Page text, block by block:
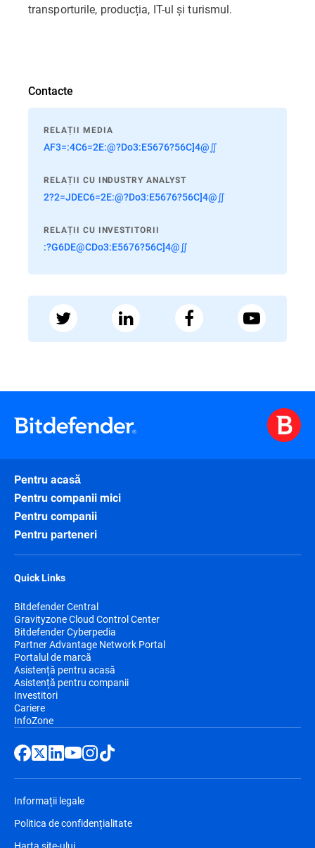
transporturile, producția, IT-ul și turismul.
Contacte
RELAȚII MEDIA
AF3=:4C6=2E:@?Do3:E5676?56C]4@∬
RELAȚII CU INDUSTRY ANALYST
2?2=JDEC6=2E:@?Do3:E5676?56C]4@∬
RELAȚII CU INVESTITORII
:?G6DE@CDo3:E5676?56C]4@∬
Pentru acasă
Pentru companii mici
Pentru companii
Pentru parteneri
Quick Links
Bitdefender Central
Gravityzone Cloud Control Center
Bitdefender Cyberpedia
Partner Advantage Network Portal
Portalul de marcă
Asistență pentru acasă
Asistență pentru companii
Investitori
Cariere
InfoZone
Informații legale
Politica de confidențialitate